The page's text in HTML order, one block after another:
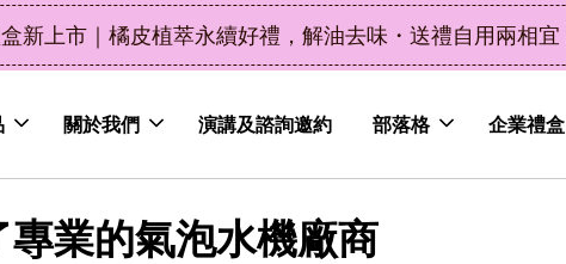
新上市｜橘皮植萃永續好禮，解油去味・送禮自用兩相宜
關於我們 演講及諮詢邀約 部落格 企業禮盒
業的氣泡水機廠商